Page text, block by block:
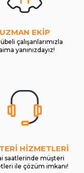
UZMAN EKİP
çalışanlarımızla
yanınızdayız!
HİZMETLERİ
saatlerinde müşteri
ile çözüm imkanı!